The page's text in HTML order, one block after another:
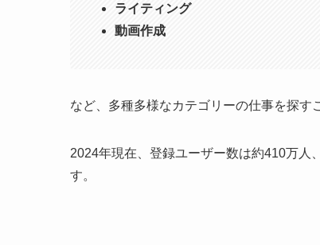
ライティング
動画作成
など、多種多様なカテゴリーの仕事を探す
2024年現在、登録ユーザー数は約410万人
す。